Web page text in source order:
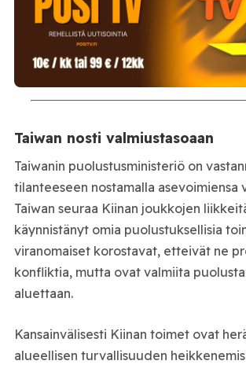
Taiwan nosti valmiustasoaan
Taiwanin puolustusministeriö on
tilanteeseen nostamalla asevoimiensa
Taiwan seuraa Kiinan joukkojen
käynnistänyt omia puolustuksellisia
viranomaiset korostavat, etteivät ne
konfliktia, mutta ovat valmiita
aluettaan.
Kansainvälisesti Kiinan toimet ovat
alueellisen turvallisuuden